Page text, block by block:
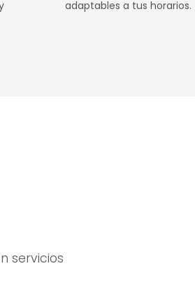
adaptables a tus horarios.
servicios